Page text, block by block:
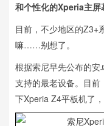
和个性化的Xperia主屏
目前，不少地区的Z3+
嘛……别想了。
根据索尼早先公布的
支持的最老设备。目
下Xperia Z4平板机了